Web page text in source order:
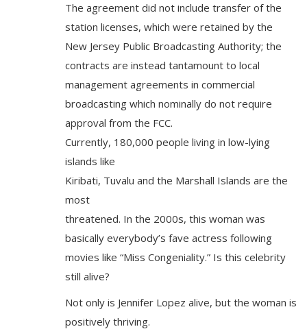
The agreement did not include transfer of the
station licenses, which were retained by the
New Jersey Public Broadcasting Authority; the
contracts are instead tantamount to local
management agreements in commercial
broadcasting which nominally do not require
approval from the FCC.
Currently, 180,000 people living in low-lying
islands like
Kiribati, Tuvalu and the Marshall Islands are the
most
threatened. In the 2000s, this woman was
basically everybody’s fave actress following
movies like “Miss Congeniality.” Is this celebrity
still alive?
Not only is Jennifer Lopez alive, but the woman is
positively thriving.